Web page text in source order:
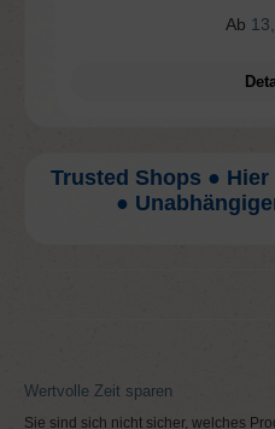
Ab
Trusted Shops ●
●
Wertvolle Zeit sparen
Sie sind sich nicht sicher, welches